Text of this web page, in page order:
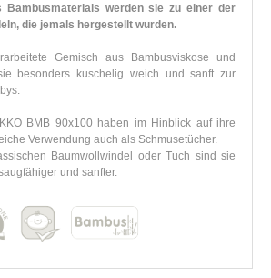
Bambusmaterials werden sie zu einer der
die jemals hergestellt wurden.
Gemisch aus Bambusviskose und
besonders kuschelig weich und sanft zur
BMB 90x100 haben im Hinblick auf ihre
Verwendung auch als Schmusetücher.
Baumwollwindel oder Tuch sind sie
und sanfter.